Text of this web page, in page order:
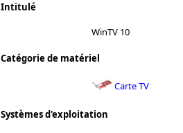
Intitulé
WinTV 10
Catégorie de matériel
Carte TV
Systèmes d'exploitation